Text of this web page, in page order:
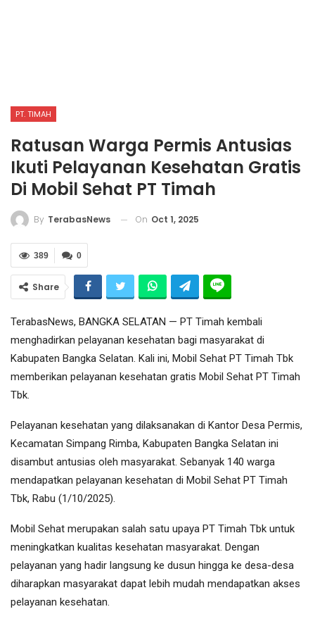
PT. TIMAH
Ratusan Warga Permis Antusias
Ikuti Pelayanan Kesehatan Gratis
Di Mobil Sehat PT Timah
By TerabasNews On Oct 1, 2025
0
389
Share
TerabasNews, BANGKA SELATAN — PT Timah kembali
menghadirkan pelayanan kesehatan bagi masyarakat di
Kabupaten Bangka Selatan. Kali ini, Mobil Sehat PT Timah Tbk
memberikan pelayanan kesehatan gratis Mobil Sehat PT Timah
Tbk.
Pelayanan kesehatan yang dilaksanakan di Kantor Desa Permis,
Kecamatan Simpang Rimba, Kabupaten Bangka Selatan ini
disambut antusias oleh masyarakat. Sebanyak 140 warga
mendapatkan pelayanan kesehatan di Mobil Sehat PT Timah
Tbk, Rabu (1/10/2025).
Mobil Sehat merupakan salah satu upaya PT Timah Tbk untuk
meningkatkan kualitas kesehatan masyarakat. Dengan
pelayanan yang hadir langsung ke dusun hingga ke desa-desa
diharapkan masyarakat dapat lebih mudah mendapatkan akses
pelayanan kesehatan.